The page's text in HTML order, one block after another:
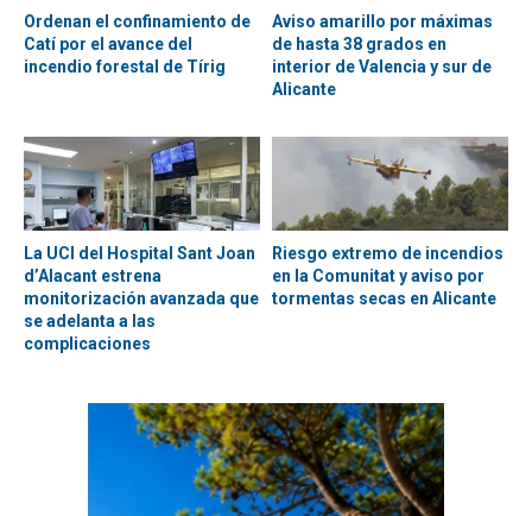
Ordenan el confinamiento de
Catí por el avance del
incendio forestal de Tírig
Aviso amarillo por máximas
de hasta 38 grados en
interior de Valencia y sur de
Alicante
La UCI del Hospital Sant Joan
d’Alacant estrena
monitorización avanzada que
se adelanta a las
complicaciones
Riesgo extremo de incendios
en la Comunitat y aviso por
tormentas secas en Alicante